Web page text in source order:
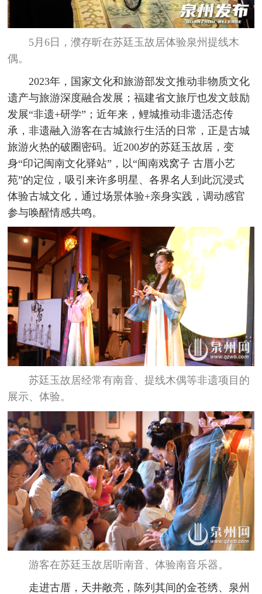
5月6日，濮存昕在苏廷玉故居体验泉州提线木
偶。
2023年，国家文化和旅游部发文推动非物质文化
遗产与旅游深度融合发展；福建省文旅厅也发文鼓励
发展“非遗+研学”；近年来，鲤城推动非遗活态传
承，非遗融入游客在古城旅行生活的日常，正是古城
旅游火热的破圈密码。近200岁的苏廷玉故居，变
身“印记闽南文化驿站”，以“闽南戏窝子 古厝小艺
苑”的定位，吸引来许多明星、各界名人到此沉浸式
体验古城文化，通过场景体验+亲身实践，调动感官
参与唤醒情感共鸣。
苏廷玉故居经常有南音、提线木偶等非遗项目的
展示、体验。
游客在苏廷玉故居听南音、体验南音乐器。
走进古厝，天井敞亮，陈列其间的金苍绣、泉州